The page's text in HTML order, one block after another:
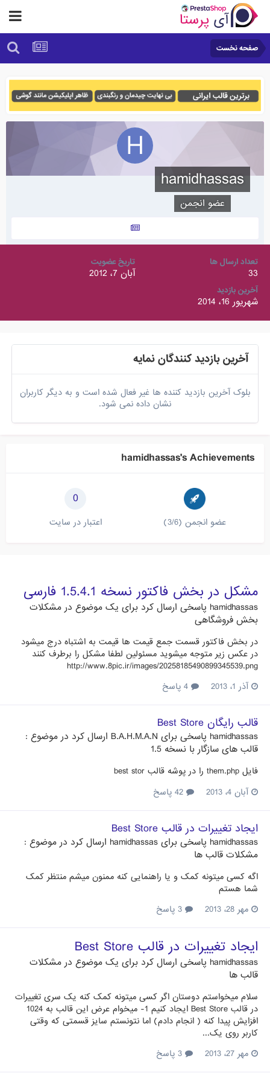
صفحه نخست
hamidhassas
عضو انجمن
تعداد ارسال ها
33
تاریخ عضویت
آبان 7، 2012
آخرین بازدید
شهریور 16، 2014
آخرین بازدید کنندگان نمایه
بلوک آخرین بازدید کننده ها غیر فعال شده است و به دیگر کاربران
نشان داده نمی شود.
hamidhassas's Achievements
عضو انجمن (3/6)
0
اعتبار در سایت
مشکل در بخش فاکتور نسخه 1.5.4.1 فارسی
hamidhassas پاسخی ارسال کرد برای یک موضوع در مشکلات
بخش فروشگاهی
در بخش فاکتور قسمت جمع قیمت ها قیمت به اشتباه درج میشود
در عکس زیر متوجه میشوید مسئولین لطفا مشکل را برطرف کنند
http://www.8pic.ir/images/20258185490899345539.png
آذر 1، 2013
قالب رایگان Best Store
hamidhassas پاسخی برای B.A.H.M.A.N ارسال کرد در موضوع :
قالب های سازگار با نسخه 1.5
فایل them.php را در پوشه قالب best stor
آبان 4، 2013
ایجاد تغییرات در قالب Best Store
hamidhassas پاسخی برای hamidhassas ارسال کرد در موضوع :
مشکلات قالب ها
اگه کسی میتونه کمک و یا راهنمایی کنه ممنون میشم منتظر کمک
شما هستم
مهر 28، 2013
ایجاد تغییرات در قالب Best Store
hamidhassas پاسخی ارسال کرد برای یک موضوع در مشکلات
قالب ها
سلام میخواستم دوستان اگر کسی میتونه کمک کنه یک سری تغییرات
در قالب Best Store ایجاد کنیم 1- میخوام عرض این قالب به 1024
افزایش پیدا کنه ( انجام دادم) اما نتونستم سایز قسمتی که وقتی
کاربر روی یک...
مهر 27، 2013